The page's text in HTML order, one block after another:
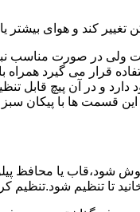
تغییر کند و هوای
ولی در صورت مناسب
قرار می گیرد
و در آن پیچ قابل
این قسمت ها با پیکان
خیلی کوتاه باشد و یا به راحتی
تا تنظیم شود.تنظیم